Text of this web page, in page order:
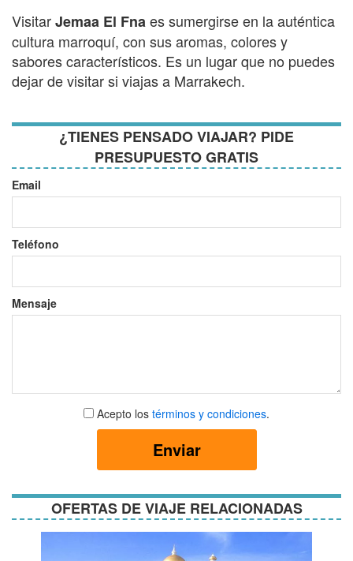
VisitarJemaa El Fnaes sumergirse en la auténtica
cultura marroquí, con sus aromas, colores y
sabores característicos. Es un lugar que no puedes
dejar de visitar si viajas a Marrakech.
¿TIENES PENSADO VIAJAR? PIDE
PRESUPUESTO GRATIS
Email
Teléfono
Mensaje
Aceptar
términos
Acepto los términos y condiciones.
Enviar
OFERTAS DE VIAJE RELACIONADAS